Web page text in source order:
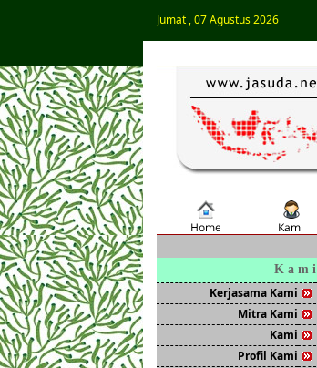
Jumat , 07 Agustus 2026
K a m i
Kerjasama Kami
Mitra Kami
Kami
Profil Kami